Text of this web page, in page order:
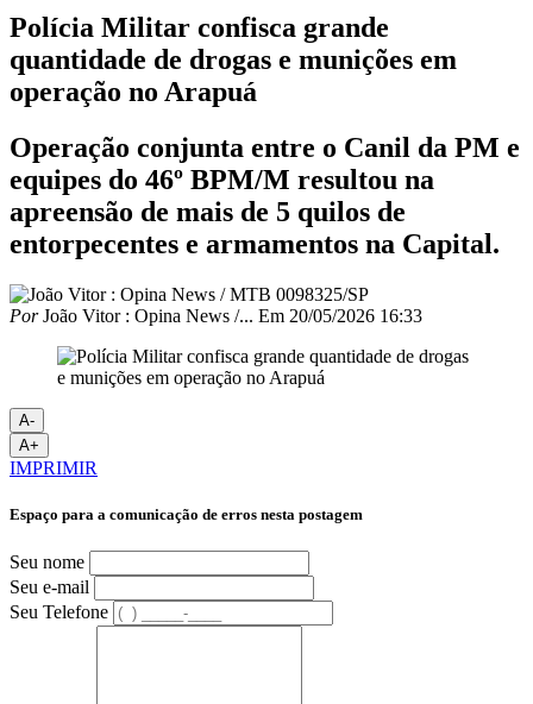
Polícia Militar confisca grande
quantidade de drogas e munições em
operação no Arapuá
Operação conjunta entre o Canil da PM e
equipes do 46º BPM/M resultou na
apreensão de mais de 5 quilos de
entorpecentes e armamentos na Capital.
PorJoão Vitor : Opina News /... Em 20/05/2026 16:33
A-
A+
IMPRIMIR
Espaço para a comunicação de erros nesta postagem
Seu nome
Seu e-mail
Seu Telefone